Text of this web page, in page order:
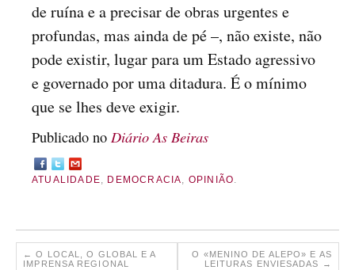
de ruína e a precisar de obras urgentes e
profundas, mas ainda de pé –, não existe, não
pode existir, lugar para um Estado agressivo
e governado por uma ditadura. É o mínimo
que se lhes deve exigir.
Publicado no Diário As Beiras
ATUALIDADE, DEMOCRACIA, OPINIÃO.
← O LOCAL, O GLOBAL E A
IMPRENSA REGIONAL
O «MENINO DE ALEPO» E AS
LEITURAS ENVIESADAS
→